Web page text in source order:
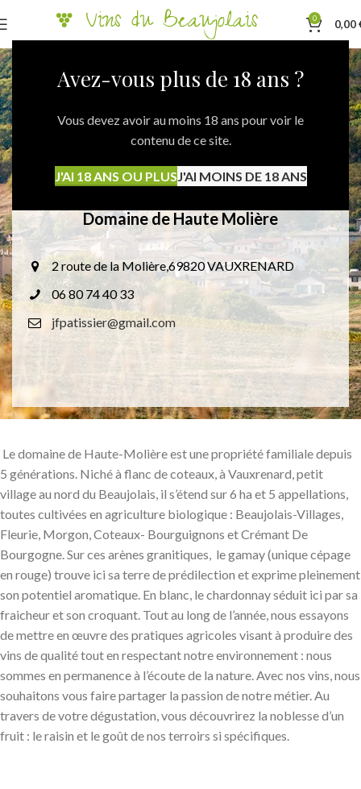
Avez-vous plus de 18 ans ?
Vous devez avoir au moins 18 ans pour voir le
contenu de ce site.
J'AI 18 ANS OU PLUSJ'AI MOINS DE 18 ANS
0 0,00
Domaine de Haute Molière
2 route de la Molière,69820 VAUXRENARD
06 80 74 40 33
jfpatissier@gmail.com
Le domaine de Haute-Molière est une propriété familiale depuis
5 générations. Niché à flanc de coteaux, à Vauxrenard, petit
village au nord du Beaujolais, il s’étend sur 6 ha et 5 appellations,
toutes cultivées en agriculture biologique : Beaujolais-Villages,
Fleurie, Morgon, Coteaux- Bourguignons et Crémant De
Bourgogne. Sur ces arènes granitiques, le gamay (unique cépage
en rouge) trouve ici sa terre de prédilection et exprime pleinement
son potentiel aromatique. En blanc, le chardonnay séduit ici par sa
fraicheur et son croquant. Tout au long de l’année, nous essayons
de mettre en œuvre des pratiques agricoles visant à produire des
vins de qualité tout en respectant notre environnement : nous
sommes en permanence à l’écoute de la nature. Avec nos vins, nous
souhaitons vous faire partager la passion de notre métier. Au
travers de votre dégustation, vous découvrirez la noblesse d’un
fruit : le raisin et le goût de nos terroirs si spécifiques.